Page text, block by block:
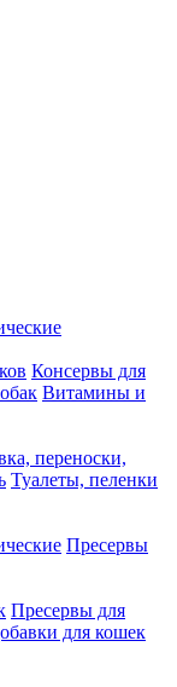
Консервы для
Витамины и
переноски,
Туалеты, пеленки
Пресервы
Пресервы для
для кошек